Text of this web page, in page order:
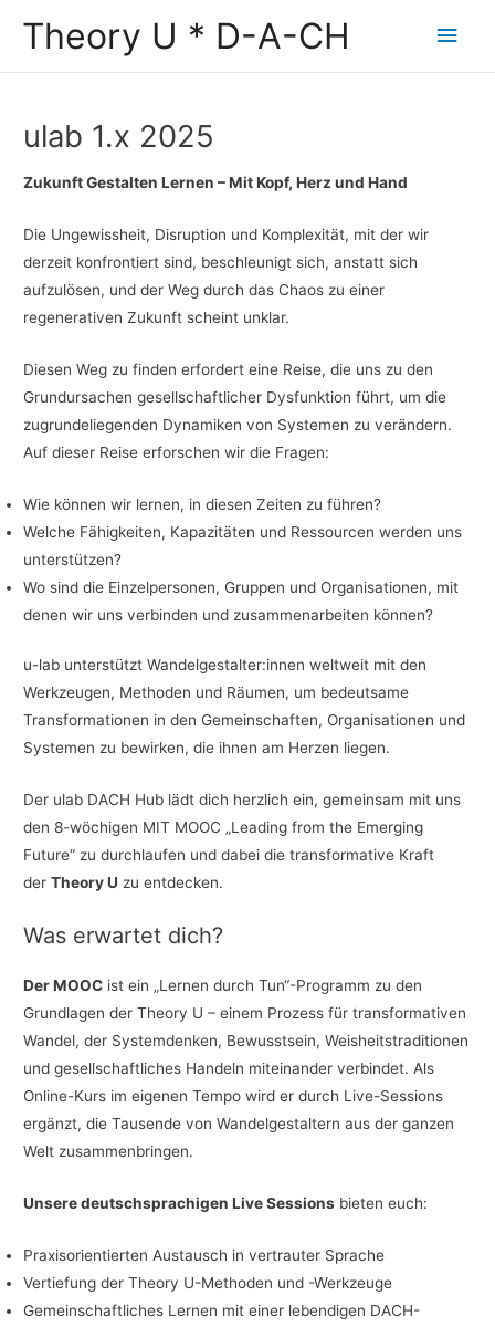
Theory U * D-A-CH
ulab 1.x 2025
Zukunft Gestalten Lernen – Mit Kopf, Herz und Hand
Die Ungewissheit, Disruption und Komplexität, mit der wir
derzeit konfrontiert sind, beschleunigt sich, anstatt sich
aufzulösen, und der Weg durch das Chaos zu einer
regenerativen Zukunft scheint unklar.
Diesen Weg zu finden erfordert eine Reise, die uns zu den
Grundursachen gesellschaftlicher Dysfunktion führt, um die
zugrundeliegenden Dynamiken von Systemen zu verändern.
Auf dieser Reise erforschen wir die Fragen:
Wie können wir lernen, in diesen Zeiten zu führen?
Welche Fähigkeiten, Kapazitäten und Ressourcen werden uns
unterstützen?
Wo sind die Einzelpersonen, Gruppen und Organisationen, mit
denen wir uns verbinden und zusammenarbeiten können?
u-lab unterstützt Wandelgestalter:innen weltweit mit den
Werkzeugen, Methoden und Räumen, um bedeutsame
Transformationen in den Gemeinschaften, Organisationen und
Systemen zu bewirken, die ihnen am Herzen liegen.
Der ulab DACH Hub lädt dich herzlich ein, gemeinsam mit uns
den 8-wöchigen MIT MOOC „Leading from the Emerging
Future“ zu durchlaufen und dabei die transformative Kraft
derTheory U zu entdecken.
Was erwartet dich?
Der MOOC ist ein „Lernen durch Tun“-Programm zu den
Grundlagen der Theory U – einem Prozess für transformativen
Wandel, der Systemdenken, Bewusstsein, Weisheitstraditionen
und gesellschaftliches Handeln miteinander verbindet. Als
Online-Kurs im eigenen Tempo wird er durch Live-Sessions
ergänzt, die Tausende von Wandelgestaltern aus der ganzen
Welt zusammenbringen.
Unsere deutschsprachigen Live Sessions bieten euch:
Praxisorientierten Austausch in vertrauter Sprache
Vertiefung der Theory U-Methoden und -Werkzeuge
Gemeinschaftliches Lernen mit einer lebendigen DACH-